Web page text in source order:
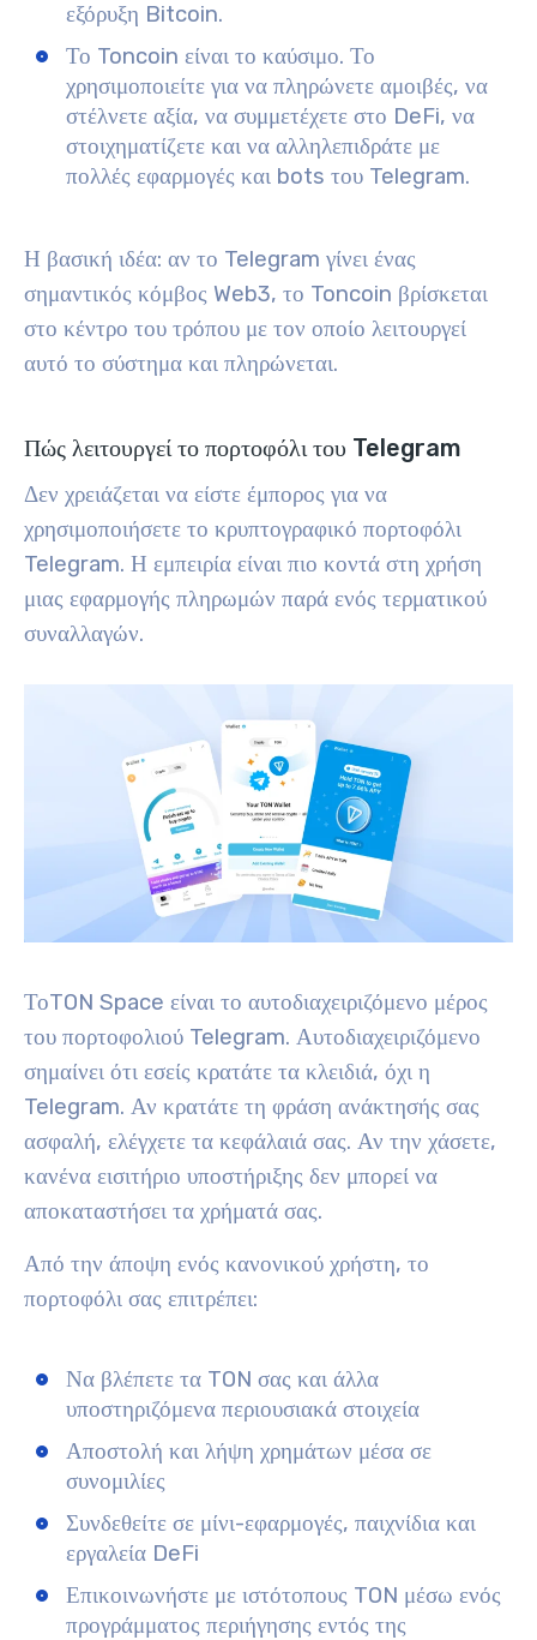
εξόρυξη Bitcoin.
Το Toncoin είναι το καύσιμο. Το
χρησιμοποιείτε για να πληρώνετε αμοιβές, να
στέλνετε αξία, να συμμετέχετε στο DeFi, να
στοιχηματίζετε και να αλληλεπιδράτε με
πολλές εφαρμογές και bots του Telegram.
Η βασική ιδέα: αν το Telegram γίνει ένας
σημαντικός κόμβος Web3, το Toncoin βρίσκεται
στο κέντρο του τρόπου με τον οποίο λειτουργεί
αυτό το σύστημα και πληρώνεται.
Πώς λειτουργεί το πορτοφόλι του Telegram
Δεν χρειάζεται να είστε έμπορος για να
χρησιμοποιήσετε το κρυπτογραφικό πορτοφόλι
Telegram. Η εμπειρία είναι πιο κοντά στη χρήση
μιας εφαρμογής πληρωμών παρά ενός τερματικού
συναλλαγών.
ΤοTON Space είναι το αυτοδιαχειριζόμενο μέρος
του πορτοφολιού Telegram. Αυτοδιαχειριζόμενο
σημαίνει ότι εσείς κρατάτε τα κλειδιά, όχι η
Telegram. Αν κρατάτε τη φράση ανάκτησής σας
ασφαλή, ελέγχετε τα κεφάλαιά σας. Αν την χάσετε,
κανένα εισιτήριο υποστήριξης δεν μπορεί να
αποκαταστήσει τα χρήματά σας.
Από την άποψη ενός κανονικού χρήστη, το
πορτοφόλι σας επιτρέπει:
Να βλέπετε τα TON σας και άλλα
υποστηριζόμενα περιουσιακά στοιχεία
Αποστολή και λήψη χρημάτων μέσα σε
συνομιλίες
Συνδεθείτε σε μίνι-εφαρμογές, παιχνίδια και
εργαλεία DeFi
Επικοινωνήστε με ιστότοπους TON μέσω ενός
προγράμματος περιήγησης εντός της